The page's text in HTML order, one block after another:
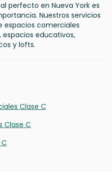
perfecto en Nueva York es
Nuestros servicios
espacios comerciales
espacios educativos,
y lofts.
Clase C
Clase C